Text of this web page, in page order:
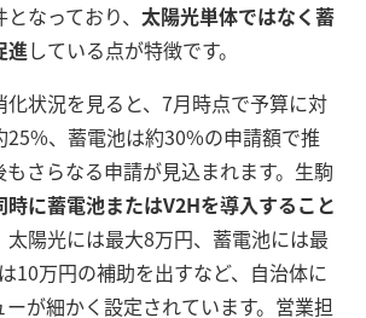
なっており、 太陽光単体ではなく蓄
進している点が特徴です。
状況を見ると、7月時点で予算に対
25%、蓄電池は約30%の申請額で推
さらなる申請が見込まれます。生駒
時に蓄電池またはV2Hを導入すること
太陽光には最大8万円、蓄電池には最
10万円の補助を出すなど、自治体に
が細かく設定されています。営業担